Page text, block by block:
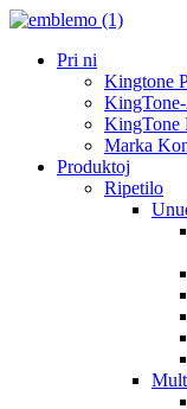
Pri ni
Kingtone
KingTone
Marka
Produktoj
Ripetilo